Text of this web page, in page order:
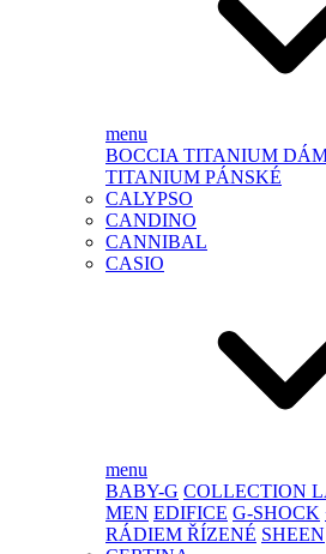
menu
BOCCIA TITANIUM
TITANIUM PÁNSKÉ
CALYPSO
CANDINO
CANNIBAL
CASIO
menu
BABY-G COLLECTION
MEN EDIFICE G-SHOCK
RÁDIEM ŘÍZENÉ SHEEN